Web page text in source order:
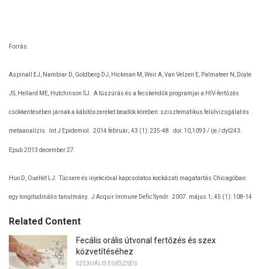
Forrás:
Aspinall EJ, Nambiar D, Goldberg DJ, Hickman M, Weir A, Van Velzen E, Palmateer N, Doyle
JS, Hellard ME, Hutchinson SJ. A tűszúrás és a fecskendők programjai a HIV-fertőzés
csökkentésében járnak a kábítószereket beadók körében: szisztematikus felülvizsgálat és
metaanalízis. Int J Epidemiol. 2014 február; 43 (1): 235-48. doi: 10,1093 / ije / dyt243.
Epub 2013 december 27.
Huo D, Ouellet LJ. Tűcsere és injekcióval kapcsolatos kockázati magatartás Chicagóban:
egy longitudinális tanulmány. J Acquir Immune Defic Syndr. 2007. május 1; 45 (1): 108-14
Related Content
Fecális orális útvonal fertőzés és szex
közvetítéséhez
SZEXUÁLIS EGÉSZSÉG